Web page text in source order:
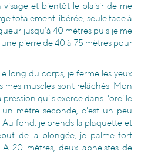
visage et bientôt le plaisir de me
totalement libérée, seule face à
jusqu’à 40 mètres puis je me
pierre de 40 à 75 mètres pour
long du corps, je ferme les yeux
mes muscles sont relâchés. Mon
pression qui s'exerce dans l'oreille
un mètre seconde, c'est un peu
Au fond, je prends la plaquette et
de la plongée, je palme fort
20 mètres, deux apnéistes de